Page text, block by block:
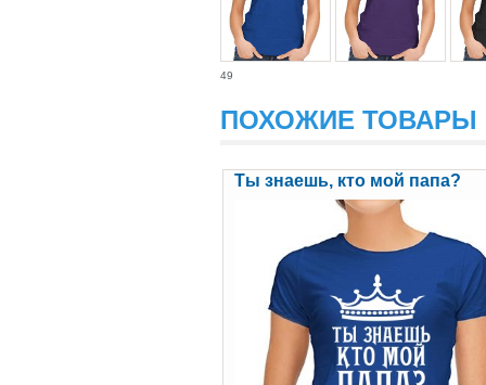
49
ПОХОЖИЕ ТОВАРЫ
Ты знаешь, кто мой папа?